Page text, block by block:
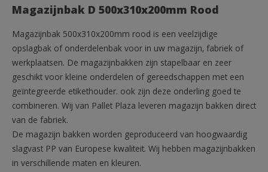
Magazijnbak D 500x310x200mm Rood
Magazijnbak 500x310x200mm rood is een veelzijdige
opslagbak of onderdelenbak voor in uw magazijn, fabriek of
werkplaatsen. De magazijnbakken zijn stapelbaar en zeer
geschikt voor kleine onderdelen of gereedschappen met een
geïntegreerde etikethouder. ook zijn deze onderling goed te
combineren. Wij van Pallet Plaza leveren magazijn bakken direct
van de fabriek.
De magazijn bakken worden geproduceerd van hoogwaardig
slagvast PP van Europese kwaliteit. Wij hebben magazijnbakken
in verschillende maten en kleuren.